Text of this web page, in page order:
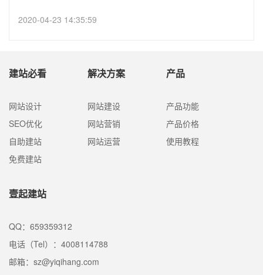
2020-04-23 14:35:59
建站必看
网站设计
SEO优化
自助建站
免费建站
解决方案
网站建设
网站营销
网站运营
产品
产品功能
产品价格
使用教程
壹起建站
QQ：659359312
电话（Tel）：4008114788
邮箱：sz@yiqihang.com